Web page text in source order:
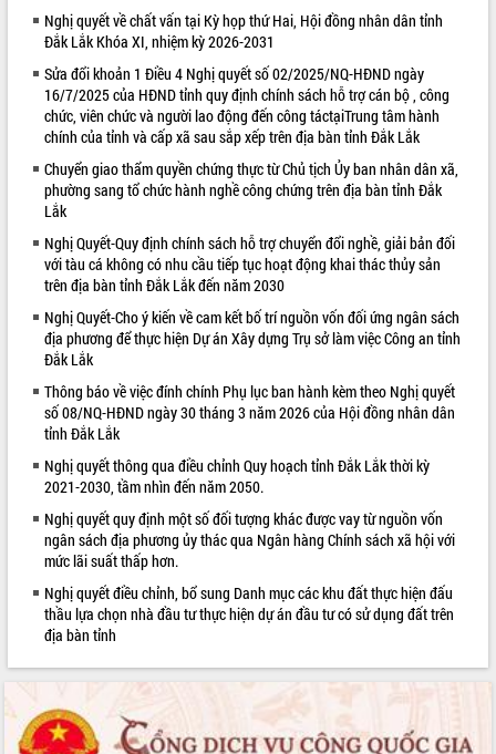
VIDEO
Không có file video nào để phát.
ALBUM ẢNH
LIÊN KẾT WEB
Nghị quyết về chất vấn tại Kỳ họp thứ Hai, Hội đồng nhân dân tỉnh
Đắk Lắk Khóa XI, nhiệm kỳ 2026-2031
Sửa đổi khoản 1 Điều 4 Nghị quyết số 02/2025/NQ-HĐND ngày
16/7/2025 của HĐND tỉnh quy định chính sách hỗ trợ cán bộ , công
chức, viên chức và người lao động đến công táctạiTrung tâm hành
chính của tỉnh và cấp xã sau sắp xếp trên địa bàn tỉnh Đắk Lắk
Chuyển giao thẩm quyền chứng thực từ Chủ tịch Ủy ban nhân dân xã,
phường sang tổ chức hành nghề công chứng trên địa bàn tỉnh Đắk
Lắk
Nghị Quyết-Quy định chính sách hỗ trợ chuyển đổi nghề, giải bản đối
với tàu cá không có nhu cầu tiếp tục hoạt động khai thác thủy sản
trên địa bàn tỉnh Đắk Lắk đến năm 2030
Nghị Quyết-Cho ý kiến về cam kết bố trí nguồn vốn đối ứng ngân sách
địa phương để thực hiện Dự án Xây dựng Trụ sở làm việc Công an tỉnh
Đắk Lắk
Thông báo về việc đính chính Phụ lục ban hành kèm theo Nghị quyết
số 08/NQ-HĐND ngày 30 tháng 3 năm 2026 của Hội đồng nhân dân
tỉnh Đắk Lắk
Nghị quyết thông qua điều chỉnh Quy hoạch tỉnh Đắk Lắk thời kỳ
2021-2030, tầm nhìn đến năm 2050.
Nghị quyết quy định một số đối tượng khác được vay từ nguồn vốn
ngân sách địa phương ủy thác qua Ngân hàng Chính sách xã hội với
mức lãi suất thấp hơn.
Nghị quyết điều chỉnh, bổ sung Danh mục các khu đất thực hiện đấu
thầu lựa chọn nhà đầu tư thực hiện dự án đầu tư có sử dụng đất trên
địa bàn tỉnh